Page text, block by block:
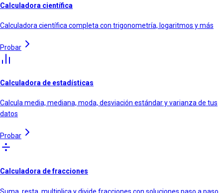
Calculadora científica
Calculadora científica completa con trigonometría, logaritmos y más
Probar
Calculadora de estadísticas
Calcula media, mediana, moda, desviación estándar y varianza de tus
datos
Probar
Calculadora de fracciones
Suma, resta, multiplica y divide fracciones con soluciones paso a paso